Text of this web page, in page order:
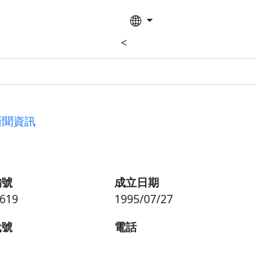
<
資訊
成立日期
1995/07/27
電話